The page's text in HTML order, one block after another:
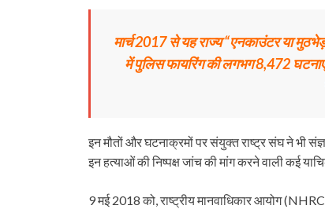
मार्च 2017 से यह राज्य “एनकाउंटर या
में पुलिस फायरिंग की लगभग 8,472
इन मौतों और घटनाक्रमों पर संयुक्त राष्ट्र संघ ने भी
इन हत्याओं की निष्पक्ष जांच की मांग करने वाली कई
9 मई 2018 को, राष्ट्रीय मानवाधिकार आयोग